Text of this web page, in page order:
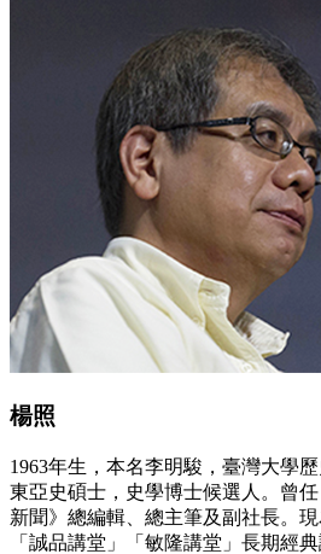
楊照
1963年生，本名李明駿，臺灣大學
東亞史碩士，史學博士候選人。曾
新聞》總編輯、總主筆及副社長。
「誠品講堂」「敏隆講堂」長期經典